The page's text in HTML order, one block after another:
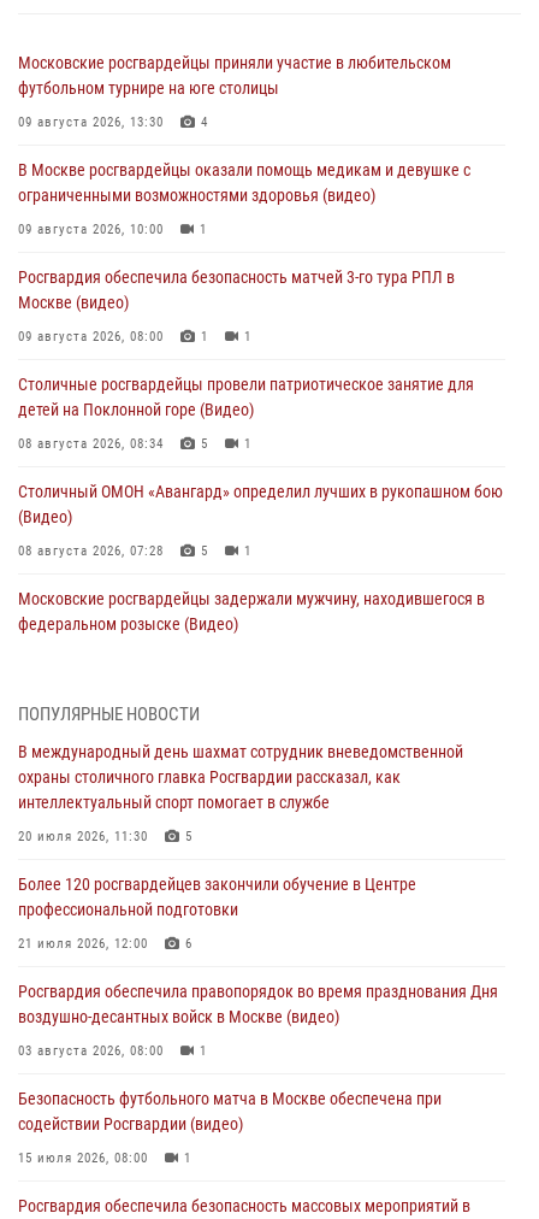
Московские росгвардейцы приняли участие в любительском
футбольном турнире на юге столицы
09 августа 2026, 13:30 4
В Москве росгвардейцы оказали помощь медикам и девушке с
ограниченными возможностями здоровья (видео)
09 августа 2026, 10:00 1
Росгвардия обеспечила безопасность матчей 3-го тура РПЛ в
Москве (видео)
09 августа 2026, 08:00 1 1
Столичные росгвардейцы провели патриотическое занятие для
детей на Поклонной горе (Видео)
08 августа 2026, 08:34 5 1
Столичный ОМОН «Авангард» определил лучших в рукопашном бою
(Видео)
08 августа 2026, 07:28 5 1
Московские росгвардейцы задержали мужчину, находившегося в
федеральном розыске (Видео)
В центре столицы росгвардейцы задержали мужчину, пытавшегося
07 августа 2026, 09:26
Столичное управление вневедомственной охраны Росгвардии
признано лучшим по итогам полугодия на всероссийском
06 августа 2026, 14:59
Столичные росгвардейцы задержали троих мужчин, устроивших
06 августа 2026, 11:20 1
Охрану общественного порядка и безопасность на футбольном
06 августа 2026, 08:30
ПОПУЛЯРНЫЕ НОВОСТИ
В международный день шахмат сотрудник вневедомственной
охраны столичного главка Росгвардии рассказал, как
интеллектуальный спорт помогает в службе
20 июля 2026, 11:30 5
Более 120 росгвардейцев закончили обучение в Центре
профессиональной подготовки
21 июля 2026, 12:00 6
Росгвардия обеспечила правопорядок во время празднования Дня
воздушно-десантных войск в Москве (видео)
03 августа 2026, 08:00 1
Безопасность футбольного матча в Москве обеспечена при
содействии Росгвардии (видео)
15 июля 2026, 08:00 1
Росгвардия обеспечила безопасность массовых мероприятий в